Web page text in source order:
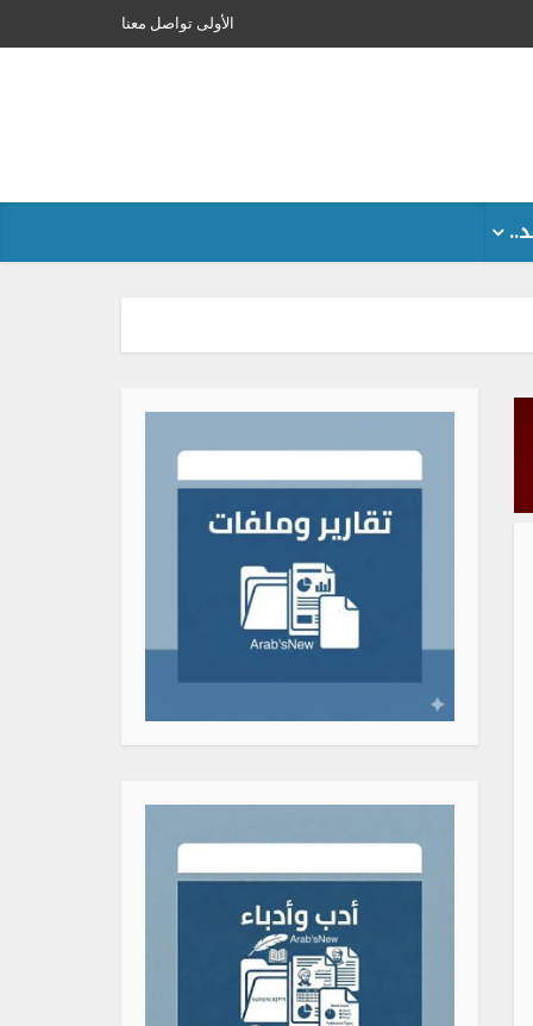
الأولى تواصل معنا